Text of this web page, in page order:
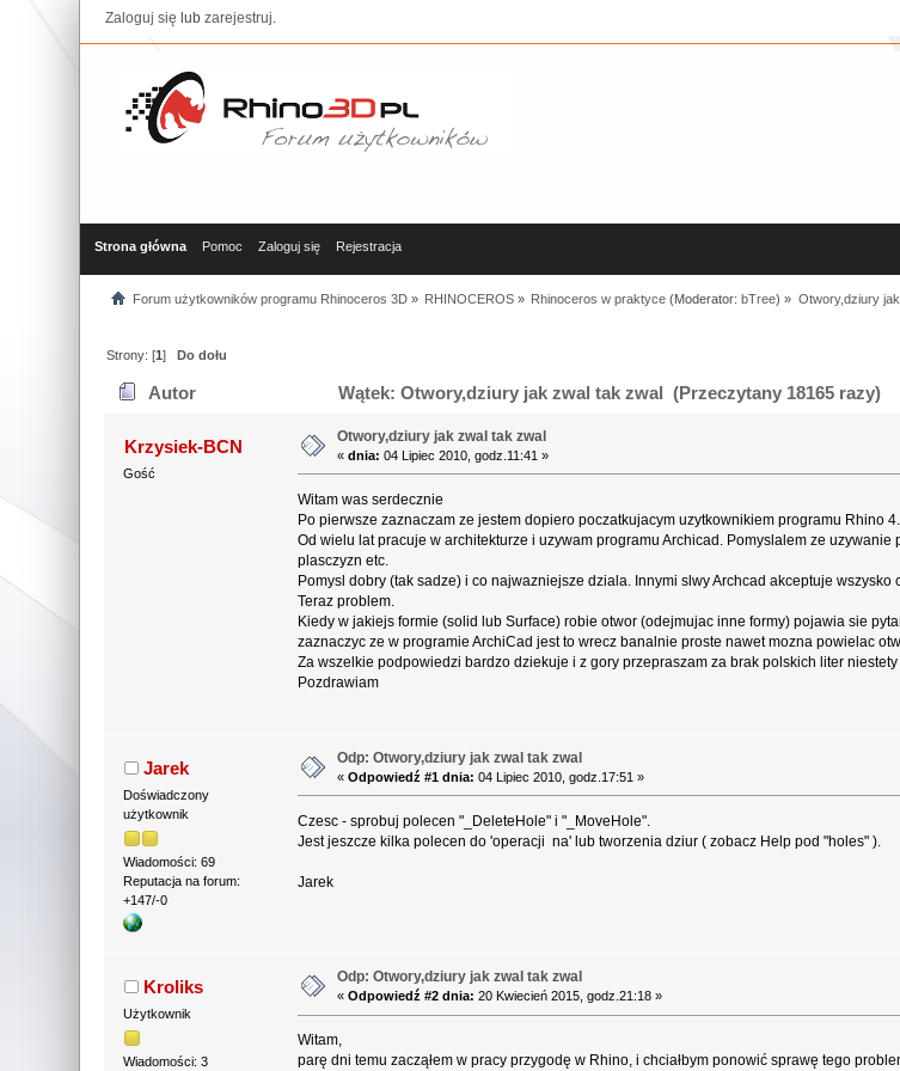
Zaloguj się lubzarejestruj.
Strona główna Pomoc Zaloguj się Rejestracja
Forum użytkowników programu Rhinoceros 3D» RHINOCEROS » Rhinoceros w praktyce (Moderator:bTree) » Otwory,dziury
Strony: [1]Do dołu
Autor Wątek: Otwory,dziury jak zwal tak zwal (Przeczytany 18165 razy)
Krzysiek-BCN
Gość
Otwory,dziury jak zwal tak zwal
« dnia: 04 Lipiec 2010, godz.11:41 »
Witam was serdecznie
Po pierwsze zaznaczam ze jestem dopiero poczatkujacym uzytkownikiem programu Rhino 4.
Od wielu lat pracuje w architekturze i uzywam programu Archicad. Pomyslalem ze
plasczyzn etc.
Pomysl dobry (tak sadze) i co najwazniejsze dziala. Innymi slwy Archcad akceptuje wszysko
Teraz problem.
Kiedy w jakiejs formie (solid lub Surface) robie otwor (odejmujac inne formy) pojawia sie
zaznaczyc ze w programie ArchiCad jest to wrecz banalnie proste nawet mozna powielac
Za wszelkie podpowiedzi bardzo dziekuje i z gory przepraszam za brak polskich liter
Pozdrawiam
Jarek
Doświadczony
użytkownik
Wiadomości: 69
Reputacja na forum:
+147/-0
Odp: Otwory,dziury jak zwal tak zwal
« Odpowiedź #1 dnia: 04 Lipiec 2010, godz.17:51 »
Czesc - sprobuj polecen "_DeleteHole" i "_MoveHole".
Jest jeszcze kilka polecen do 'operacji na' lub tworzenia dziur ( zobacz Help pod "holes" ).
Jarek
Kroliks
Użytkownik
Wiadomości: 3
Odp: Otwory,dziury jak zwal tak zwal
« Odpowiedź #2 dnia: 20 Kwiecień 2015, godz.21:18 »
Witam,
parę dni temu zacząłem w pracy przygodę w Rhino, i chciałbym ponowić sprawę tego